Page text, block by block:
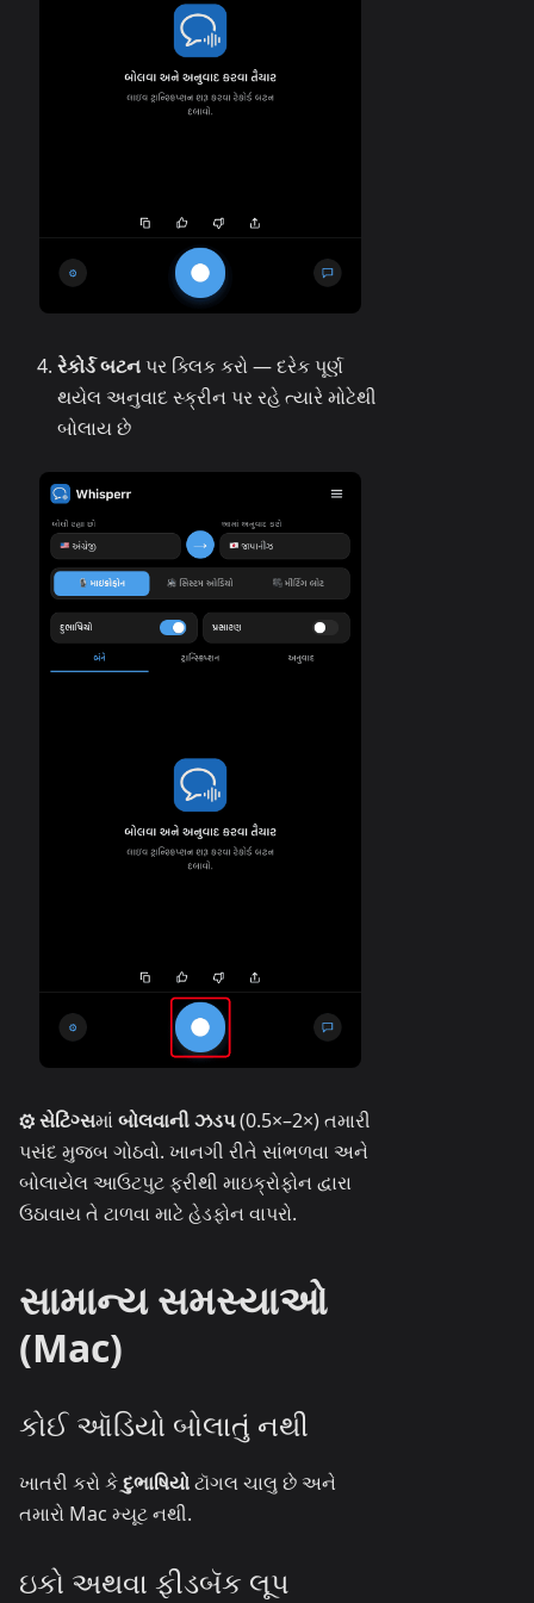
રેકોર્ડ બટનપર ક્લિક કરો — દરેક પૂર્ણ
થયેલ અનુવાદ સ્ક્રીન પર રહે ત્યારે મોટેથી
બોલાય છે
⚙ સેટિંગ્સમાં બોલવાની ઝડપ(0.5×–2×) તમારી
પસંદ મુજબ ગોઠવો. ખાનગી રીતે સાંભળવા અને
બોલાયેલ આઉટપુટ ફરીથી માઇક્રોફોન દ્વારા
ઉઠાવાય તે ટાળવા માટે હેડફોન વાપરો.
સામાન્ય સમસ્યાઓ
(Mac)
કોઈ ઑડિયો બોલાતું નથી
ખાતરી કરો કેદુભાષિયોટૉગલ ચાલુ છે અને
તમારો Mac મ્યૂટ નથી.
ઇકો અથવા ફીડબૅક લૂપ